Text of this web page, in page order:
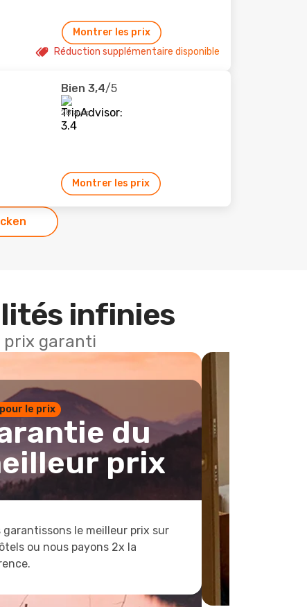
Montrer les prix
Réduction supplémentaire disponible
Bien 3,4/5
28 avis
Montrer les prix
infinies
prix garanti
pour le prix
du
prix
garantissons le meilleur prix sur
ou nous payons 2x la